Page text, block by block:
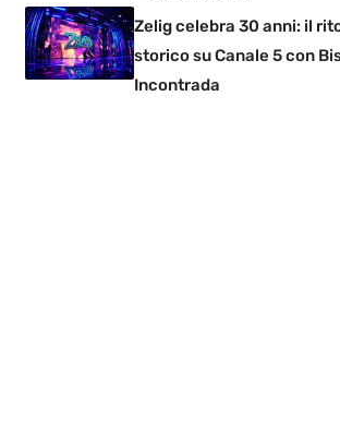
Zelig celebra 30 anni: il
storico su Canale 5 con
Incontrada